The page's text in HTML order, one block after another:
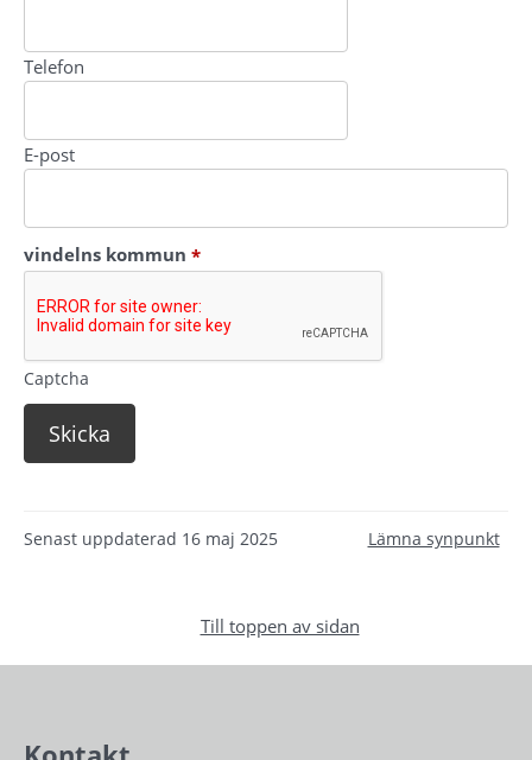
Telefon
E-post
vindelns kommun *(obligatorisk)
Captcha
Senast uppdaterad 16 maj 2025 Lämna synpunkt
Till toppen av sidan